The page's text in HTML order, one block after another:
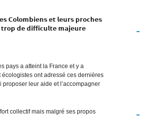
𝗖𝗼𝗹𝗼𝗺𝗯𝗶𝗲𝗻𝘀 𝗲𝘁 𝗹𝗲𝘂𝗿𝘀 𝗽𝗿𝗼𝗰𝗵𝗲𝘀
𝗱𝗲 𝗱𝗶𝗳𝗳𝗶𝗰𝘂𝗹𝘁𝗲 𝗺𝗮𝗷𝗲𝘂𝗿𝗲
pays a atteint la France et y a
ont adressé ces dernières
leur aide et l’accompagner
collectif mais malgré ses propos